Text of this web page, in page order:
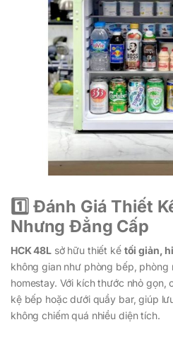
1️⃣ Đánh Giá Thiết
Nhưng Đẳng Cấp
HCK 48L sở hữu thiết kế tối giản,
không gian như phòng bếp, phòng
homestay. Với kích thước nhỏ
kệ bếp hoặc dưới quầy bar, giúp
không chiếm quá nhiều diện tích.